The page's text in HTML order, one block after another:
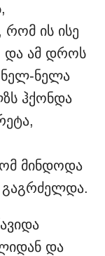
რომ ის ისე
და ამ დროს
ნელ-ნელა
ჰქონდა
მინდოდა
გაგრძელდა.
და